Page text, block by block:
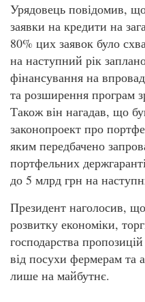
Урядовець повідомив,
заявки на кредити на
80% цих заявок було
на наступний рік
фінансування на
та розширення програм
Також він нагадав, що
законопроект про
яким передбачено
портфельних
до 5 млрд грн на
Президент наголосив, що
розвитку економіки,
господарства
від посухи фермерам та
лише на майбутнє.